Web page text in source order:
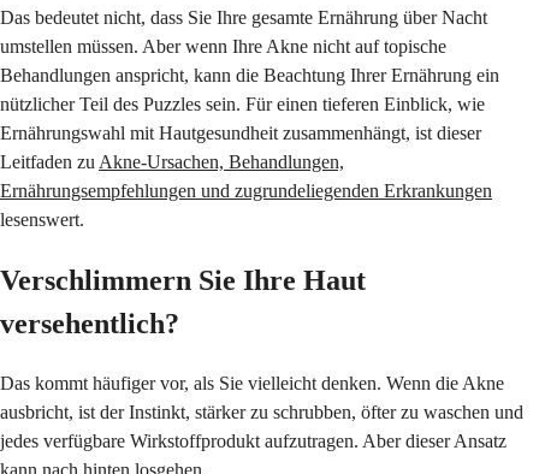
Das bedeutet nicht, dass Sie Ihre gesamte Ernährung über Nacht
umstellen müssen. Aber wenn Ihre Akne nicht auf topische
Behandlungen anspricht, kann die Beachtung Ihrer Ernährung ein
nützlicher Teil des Puzzles sein. Für einen tieferen Einblick, wie
Ernährungswahl mit Hautgesundheit zusammenhängt, ist dieser
Leitfaden zu Akne-Ursachen, Behandlungen,
Ernährungsempfehlungen und zugrundeliegenden Erkrankungen
lesenswert.
Verschlimmern Sie Ihre Haut
versehentlich?
Das kommt häufiger vor, als Sie vielleicht denken. Wenn die Akne
ausbricht, ist der Instinkt, stärker zu schrubben, öfter zu waschen und
jedes verfügbare Wirkstoffprodukt aufzutragen. Aber dieser Ansatz